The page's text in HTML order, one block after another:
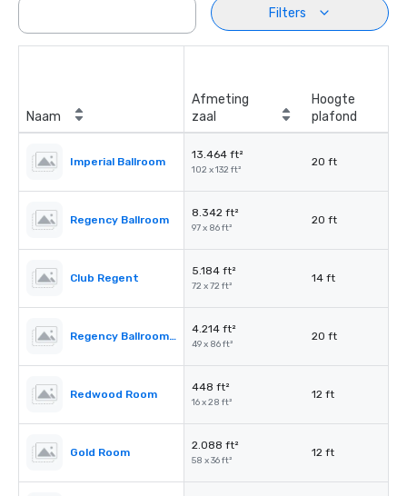
Filters
Naam
Afmeting
zaal
Hoogte
plafond
Imperial Ballroom
13.464 ft²
102 x 132 ft²
20 ft
Regency Ballroom
8.342 ft²
97 x 86 ft²
20 ft
Club Regent
5.184 ft²
72 x 72 ft²
14 ft
Regency Ballroom II
4.214 ft²
49 x 86 ft²
20 ft
Redwood Room
448 ft²
16 x 28 ft²
12 ft
Gold Room
2.088 ft²
58 x 36 ft²
12 ft